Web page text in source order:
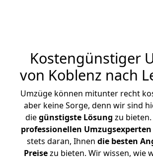
Kostengünstiger
von Koblenz nach
Umzüge können mitunter recht
aber keine Sorge, denn wir sind
diegünstigste Lösung zu
professionellen Umzugsexperten
stets daran, Ihnen die besten
Preisezu bieten. Wir wissen, wie